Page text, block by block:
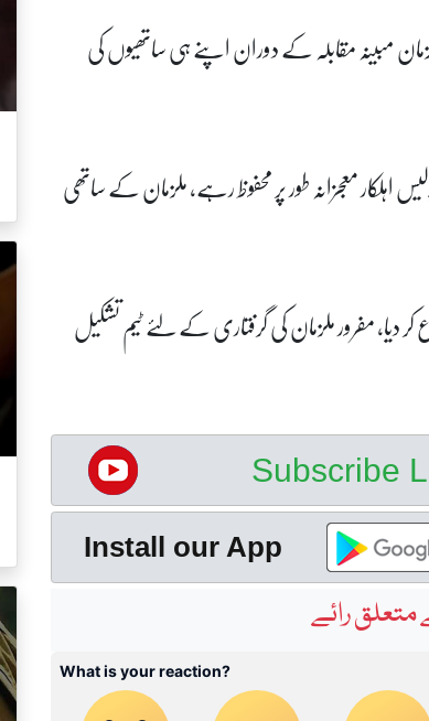
مبینہ مقابلہ کے دوران اپنے ہی ساتھیوں کی
معجزانہ طور پر محفوظ رہے، ملزمان کے ساتھی
دیا، مفرور ملزمان کی گرفتاری کے لئے ٹیم تشکیل
Subscribe
Install our App
رائے